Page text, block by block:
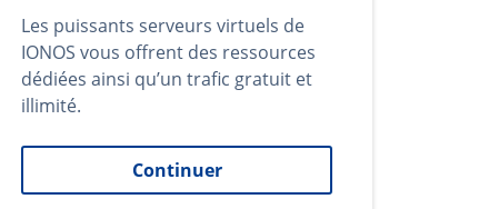
Les puissants serveurs virtuels de
IONOS vous offrent des ressources
dédiées ainsi qu’un trafic gratuit et
illimité.
Continuer